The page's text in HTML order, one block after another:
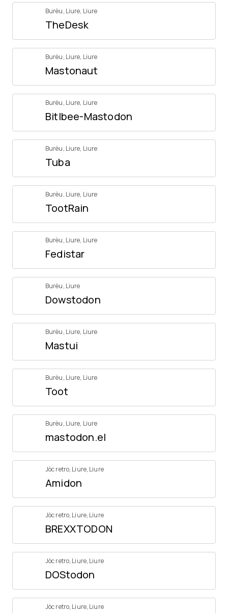
Burèu, Liure, Liure
TheDesk
Burèu, Liure, Liure
Mastonaut
Burèu, Liure, Liure
Bitlbee-Mastodon
Burèu, Liure, Liure
Tuba
Burèu, Liure, Liure
TootRain
Burèu, Liure, Liure
Fedistar
Burèu, Liure
Dowstodon
Burèu, Liure, Liure
Mastui
Burèu, Liure, Liure
Toot
Burèu, Liure, Liure
mastodon.el
Jòc retro, Liure, Liure
Amidon
Jòc retro, Liure, Liure
BREXXTODON
Jòc retro, Liure, Liure
DOStodon
Jòc retro, Liure, Liure